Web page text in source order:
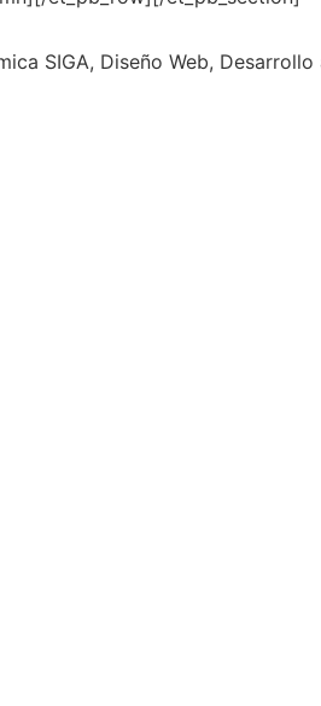
SIGA, Diseño Web,